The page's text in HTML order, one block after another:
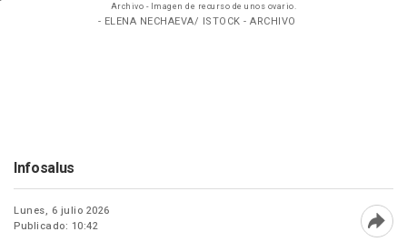
Archivo - Imagen de recurso de unos ovario.
- ELENA NECHAEVA/ ISTOCK - ARCHIVO
Infosalus
Lunes, 6 julio 2026
Publicado: 10:42